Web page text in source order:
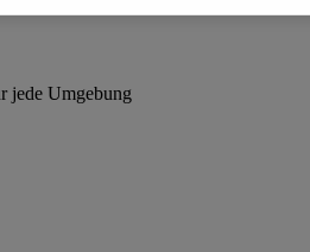
jede Umgebung